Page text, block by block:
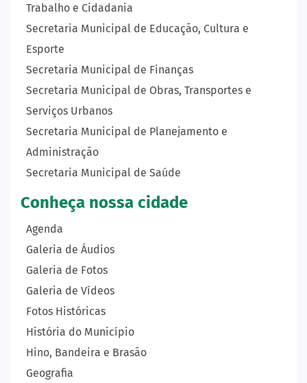
Trabalho e Cidadania
Secretaria Municipal de Educação, Cultura e
Esporte
Secretaria Municipal de Finanças
Secretaria Municipal de Obras, Transportes e
Serviços Urbanos
Secretaria Municipal de Planejamento e
Administração
Secretaria Municipal de Saúde
Conheça nossa cidade
Agenda
Galeria de Áudios
Galeria de Fotos
Galeria de Vídeos
Fotos Históricas
História do Município
Hino, Bandeira e Brasão
Geografia